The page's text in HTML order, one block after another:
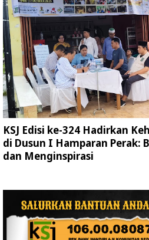
KSJ Edisi ke-324 Hadirkan
di Dusun I Hamparan Perak:
dan Menginspirasi